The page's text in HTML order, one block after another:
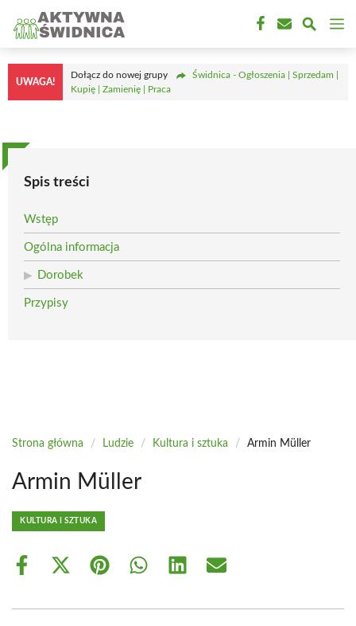
treści
UWAGA!
Dołącz do nowej grupy
Świdnica - Ogłoszenia | Sprzedam |
Kupię | Zamienię | Praca
Spis treści
Wstęp
Ogólna informacja
Dorobek
Przypisy
Strona główna / Ludzie / Kultura i sztuka / Armin Müller
Armin Müller
KULTURA I SZTUKA
Share
Share
(Twitter)
Share Share Share Share